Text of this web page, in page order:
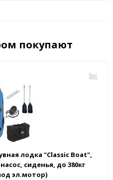
покупают
лодка "Classic Boat",
сиденья, до 380кг
эл.мотор)